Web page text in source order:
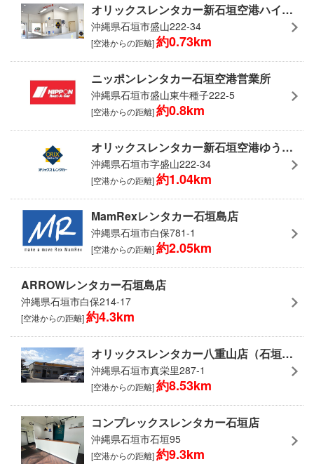
オリックスレンタカー新石垣空港ハイビスカス店
沖縄県石垣市盛山222-34
[空港からの距離]約0.73km
ニッポンレンタカー石垣空港営業所
沖縄県石垣市盛山東牛種子222-5
[空港からの距離]約0.8km
オリックスレンタカー新石垣空港ゆうな店(空港無料送迎)
沖縄県石垣市字盛山222-34
[空港からの距離]約1.04km
MamRexレンタカー石垣島店
沖縄県石垣市白保781-1
[空港からの距離]約2.05km
ARROWレンタカー石垣島店
沖縄県石垣市白保214-17
[空港からの距離]約4.3km
オリックスレンタカー八重山店（石垣市内）
沖縄県石垣市真栄里287-1
[空港からの距離]約8.53km
コンプレックスレンタカー石垣店
沖縄県石垣市石垣95
[空港からの距離]約9.3km